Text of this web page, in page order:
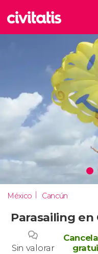
México Cancún
Parasailing en
Sin valorar